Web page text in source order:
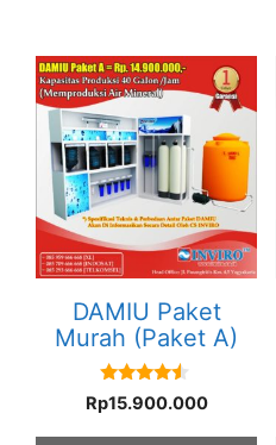
DAMIU Paket
Murah (Paket A)
4.33
out of 5
Rp15.900.000